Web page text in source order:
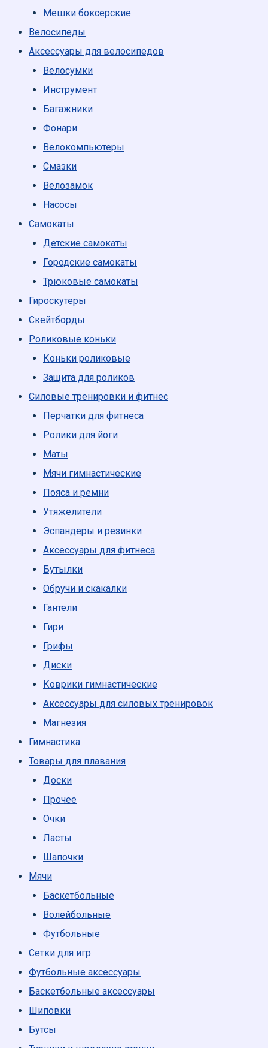
Мешки боксерские
Велосипеды
Аксессуары для велосипедов
Велосумки
Инструмент
Багажники
Фонари
Велокомпьютеры
Смазки
Велозамок
Насосы
Самокаты
Детские самокаты
Городские самокаты
Трюковые самокаты
Гироскутеры
Скейтборды
Роликовые коньки
Коньки роликовые
Защита для роликов
Силовые тренировки и фитнес
Перчатки для фитнеса
Ролики для йоги
Маты
Мячи гимнастические
Пояса и ремни
Утяжелители
Эспандеры и резинки
Аксессуары для фитнеса
Бутылки
Обручи и скакалки
Гантели
Гири
Грифы
Диски
Коврики гимнастические
Аксессуары для силовых тренировок
Магнезия
Гимнастика
Товары для плавания
Доски
Прочее
Очки
Ласты
Шапочки
Мячи
Баскетбольные
Волейбольные
Футбольные
Сетки для игр
Футбольные аксессуары
Баскетбольные аксессуары
Шиповки
Бутсы